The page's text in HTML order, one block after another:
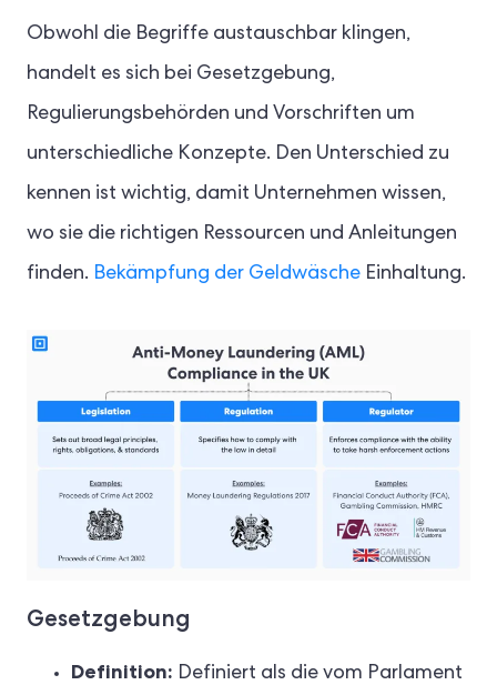
Obwohl die Begriffe austauschbar klingen,
handelt es sich bei Gesetzgebung,
Regulierungsbehörden und Vorschriften um
unterschiedliche Konzepte. Den Unterschied zu
kennen ist wichtig, damit Unternehmen wissen,
wo sie die richtigen Ressourcen und Anleitungen
finden. Bekämpfung der Geldwäsche Einhaltung.
Gesetzgebung
Definition: Definiert als die vom Parlament